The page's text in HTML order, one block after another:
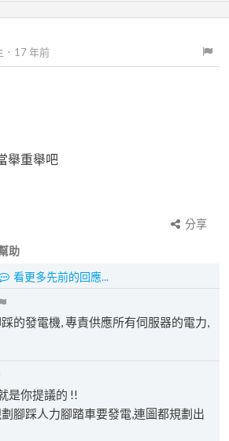
． 17 年前
舉重舉吧
分享
助
看更多先前的回應...
的發電機, 專責供應所有伺服器的電力,
是你提議的 !!
腳踩人力腳踏車要發電,連圖都規劃出